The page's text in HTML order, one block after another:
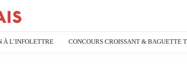
À L’INFOLETTRE CONCOURS CROISSANT & BAGUETTE